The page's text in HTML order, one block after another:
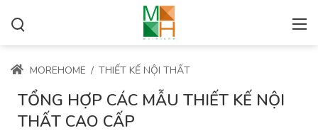
MOREHOME / THIẾT KẾ NỘI THẤT
TỔNG HỢP CÁC MẪU THIẾT KẾ NỘI
THẤT CAO CẤP